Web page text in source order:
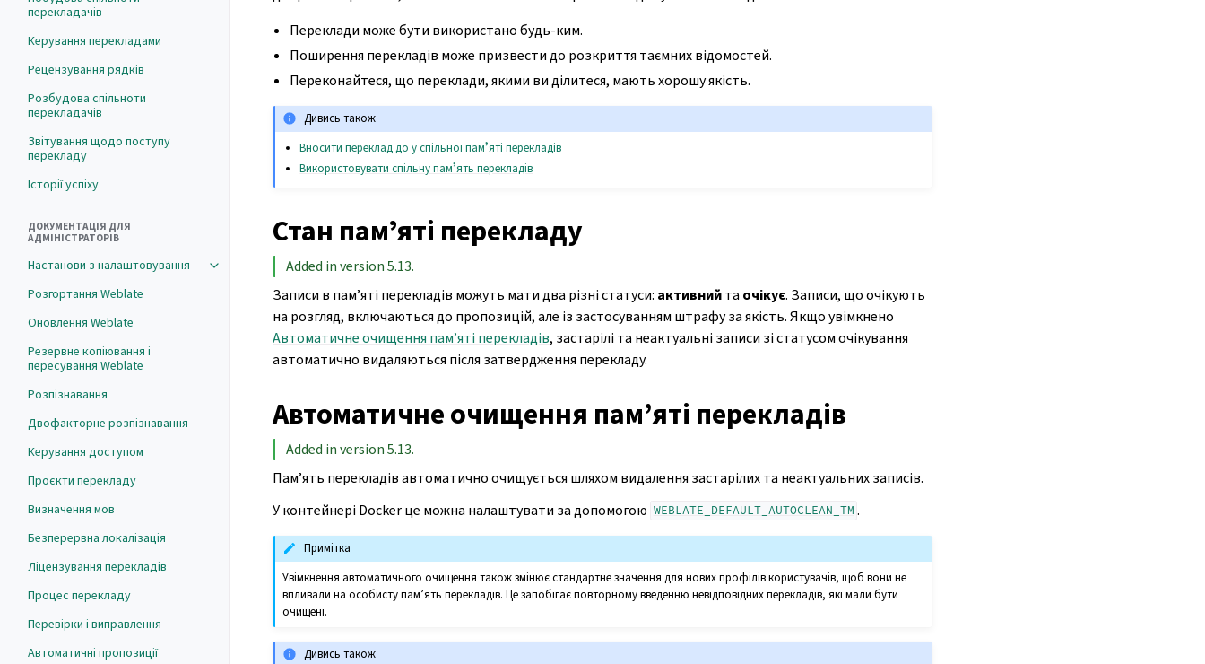
перекладачів
Керування перекладами
Рецензування рядків
Розбудова спільноти
перекладачів
Звітування щодо поступу
перекладу
Історії успіху
ДОКУМЕНТАЦІЯ ДЛЯ
АДМІНІСТРАТОРІВ
Настанови з налаштовування
Розгортання Weblate
Оновлення Weblate
Резервне копіювання і
пересування Weblate
Розпізнавання
Двофакторне розпізнавання
Керування доступом
Проєкти перекладу
Визначення мов
Безперервна локалізація
Ліцензування перекладів
Процес перекладу
Перевірки і виправлення
Автоматичні пропозиції
Переклади може бути використано будь-ким.
Поширення перекладів може призвести до розкриття таємних відомостей.
Переконайтеся, що переклади, якими ви ділитеся, мають хорошу якість.
Дивись також
Вносити переклад до у спільної памʼяті перекладів
Використовувати спільну памʼять перекладів
Стан памʼяті перекладу
Added in version 5.13.
Записи в пам’яті перекладів можуть мати два різні статуси: активнийта очікує. Записи, що очікують
на розгляд, включаються до пропозицій, але із застосуванням штрафу за якість. Якщо увімкнено
Автоматичне очищення пам’яті перекладів, застарілі та неактуальні записи зі статусом очікування
автоматично видаляються після затвердження перекладу.
Автоматичне очищення пам’яті перекладів
Added in version 5.13.
Пам’ять перекладів автоматично очищується шляхом видалення застарілих та неактуальних записів.
У контейнері Docker це можна налаштувати за допомогою WEBLATE_DEFAULT_AUTOCLEAN_TM .
Примітка
Увімкнення автоматичного очищення також змінює стандартне значення для нових профілів користувачів, щоб вони не
впливали на особисту пам’ять перекладів. Це запобігає повторному введенню невідповідних перекладів, які мали бути
очищені.
Дивись також